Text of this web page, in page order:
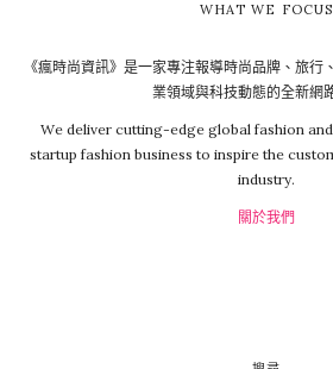
WHAT WE FOCUS
《瘋時尚資訊》是一家專注報導時尚品牌、旅
業領域與科技動態的全新網
We deliver cutting-edge global fashion
startup fashion business to inspire the
industry.
關於我們